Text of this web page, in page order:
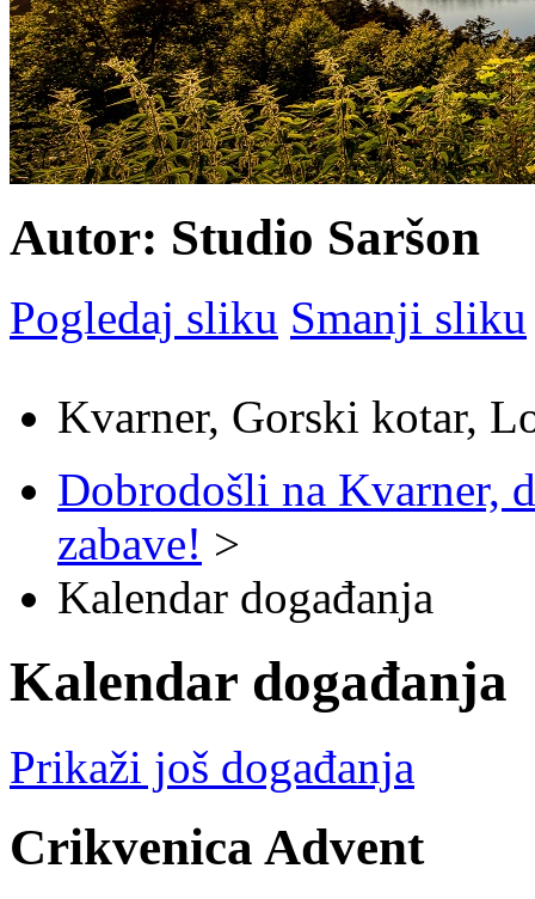
Autor: Studio Saršon
Pogledaj sliku Smanji sliku
Kvarner, Gorski kotar,
Dobrodošli na Kvarner,
zabave! >
Kalendar događanja
Kalendar događanja
Prikaži još događanja
Crikvenica Advent